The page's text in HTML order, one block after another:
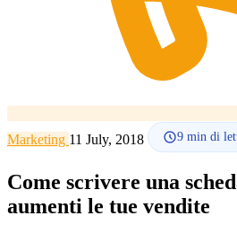
Marketing 11 July, 2018 9 min di
Come scrivere una
aumenti le tue vendite